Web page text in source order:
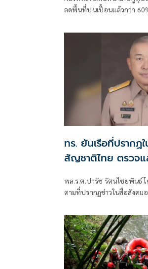
ลดพื้นที่ปนเปื้อนแล้วกว่า
ทร. ยันเรือที่ปรากฏใ
สัญชาติไทย ตรวจแ
พล.ร.ต.ปารัช รัตนไชยพันธ์
ตามที่ปรากฏข่าวในสื่อสังคม